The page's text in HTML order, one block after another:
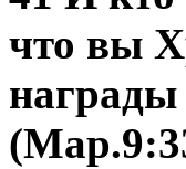
что вы
награды